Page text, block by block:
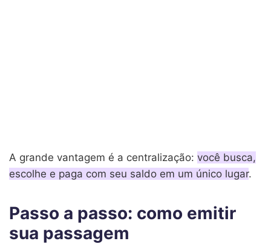
A grande vantagem é a centralização: você busca,
escolhe e paga com seu saldo em um único lugar.
Passo a passo: como emitir
sua passagem